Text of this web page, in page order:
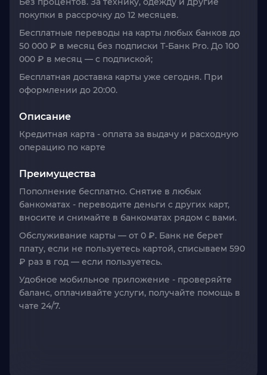
покупки в рассрочку до 12 месяцев.
Бесплатные переводы на карты любых банков до
50 000 ₽ в месяц без подписки Т-Банк Pro. До 100
000 ₽ в месяц — с подпиской;
Бесплатная доставка карты уже сегодня. При
оформлении до 20:00.
Описание
Кредитная карта - оплата за выдачу и расходную
операцию по карте
Преимущества
Пополнение бесплатно. Снятие в любых
банкоматах - переводите деньги с других карт,
вносите и снимайте в банкоматах рядом с вами.
Обслуживание карты — от 0 ₽. Банк не берет
плату, если не пользуетесь картой, списываем 590
₽ раз в год — если пользуетесь.
Удобное мобильное приложение - проверяйте
баланс, оплачивайте услуги, получайте помощь в
чате 24/7.